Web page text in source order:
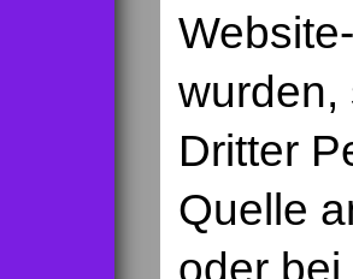
wurden,
Dritter
Quelle
oder